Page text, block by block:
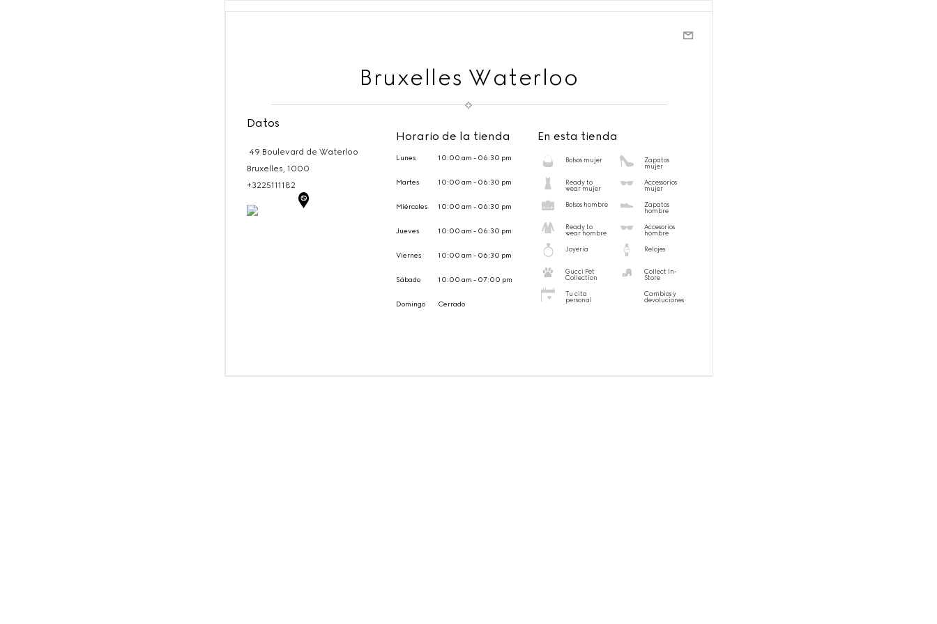
Bruxelles Waterloo
Datos
49 Boulevard de Waterloo
Bruxelles, 1000
+3225111182
Horario de la tienda
Lunes 10:00 am - 06:30 pm
Martes 10:00 am - 06:30 pm
Miércoles 10:00 am - 06:30 pm
Jueves 10:00 am - 06:30 pm
Viernes 10:00 am - 06:30 pm
Sábado 10:00 am - 07:00 pm
Domingo Cerrado
En esta tienda
Bolsos mujer
Zapatos
mujer
Ready to
wear mujer
Accessorios
mujer
Bolsos hombre
Zapatos
hombre
Ready to
wear hombre
Accesorios
hombre
Joyería Relojes
Gucci Pet
Collection
Collect In-
Store
Tu cita
personal
Cambios y
devoluciones